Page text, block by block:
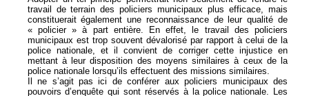
travail de terrain des policiers municipaux plus efficace, mais
constituerait également une reconnaissance de leur qualité de
« policier » à part entière. En effet, le travail des policiers
municipaux est trop souvent dévalorisé par rapport à celui de la
police nationale, et il convient de corriger cette injustice en
mettant à leur disposition des moyens similaires à ceux de la
police nationale lorsqu’ils effectuent des missions similaires.
Il ne s’agit pas ici de conférer aux policiers municipaux des
pouvoirs d’enquête qui sont réservés à la police nationale. Les